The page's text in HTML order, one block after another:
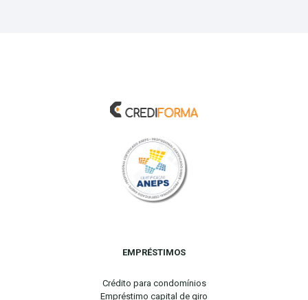
EMPRÉSTIMOS
Crédito para condomínios
Empréstimo capital de giro